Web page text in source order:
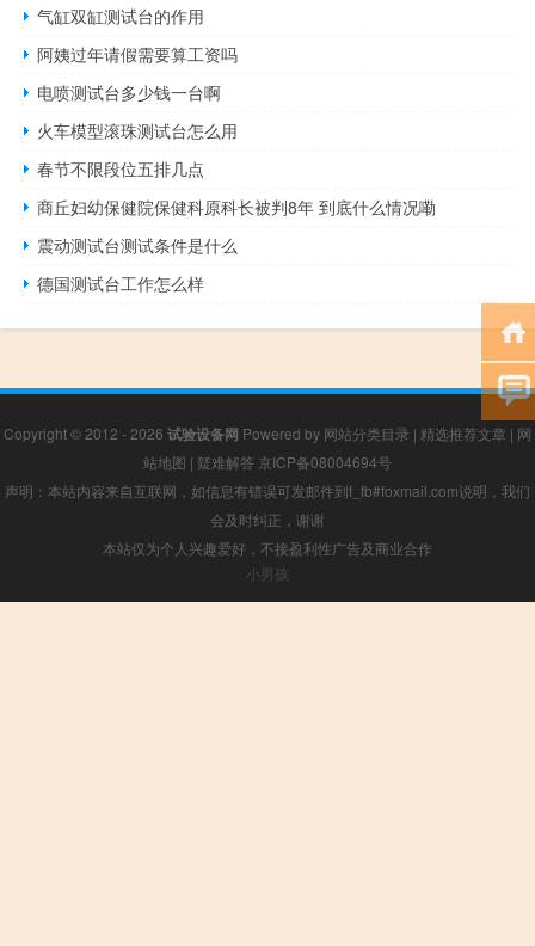
气缸双缸测试台的作用
阿姨过年请假需要算工资吗
电喷测试台多少钱一台啊
火车模型滚珠测试台怎么用
春节不限段位五排几点
商丘妇幼保健院保健科原科长被判8年 到底什么情况嘞
震动测试台测试条件是什么
德国测试台工作怎么样
Copyright © 2012 - 2026 试验设备网 Powered by 网站分类目录 | 精选推荐文章 | 网
站地图 | 疑难解答 京ICP备08004694号
声明：本站内容来自互联网，如信息有错误可发邮件到f_fb#foxmail.com说明，我们
会及时纠正，谢谢
本站仅为个人兴趣爱好，不接盈利性广告及商业合作
小男孩